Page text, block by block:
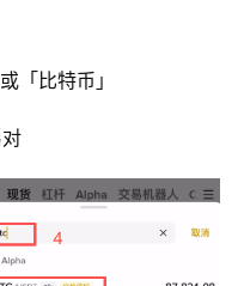
「比特币」